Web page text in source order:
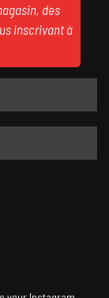
des
inscrivant à